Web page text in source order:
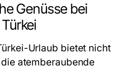
Genüsse bei
-Urlaub bietet nicht
atemberaubende